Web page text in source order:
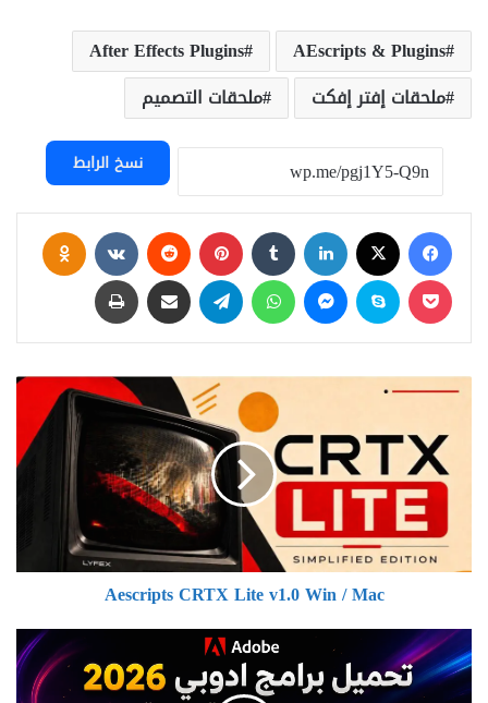
AEscripts & Plugins
After Effects Plugins
ملحقات إفتر إفكت
ملحقات التصميم
نسخ الرابط
فيسبوك لينكدإن بينتيريست
‫Pocket
سكايب ماسنجر واتساب تيلقرام مشاركة عبر البريد طباعة
Aescripts
Win
Mac
Aescripts CRTX Lite v1.0 Win / Mac
تحميل
برامج
ادوبي